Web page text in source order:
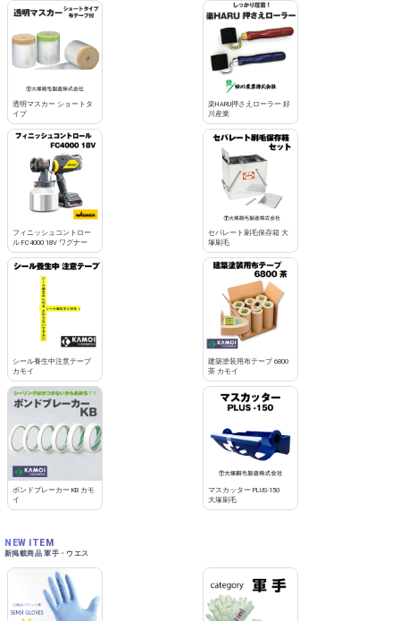
透明マスカー ショートタ
イプ
楽HARU押さえローラー 好
川産業
フィニッシュコントロー
ル FC4000 18V ワグナー
セパレート刷毛保存箱 大
塚刷毛
シール養生中注意テープ
カモイ
建築塗装用布テープ 6800
茶 カモイ
ボンドブレーカー KB カモ
イ
マスカッター PLUS-150
大塚刷毛
NEW ITEM
新掲載商品 軍手・ウエス